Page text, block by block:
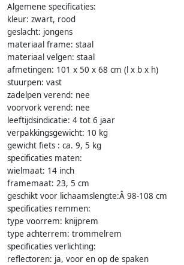
Algemene specificaties:
kleur: zwart, rood
geslacht: jongens
materiaal frame: staal
materiaal velgen: staal
afmetingen: 101 x 50 x 68 cm (l x b x h)
stuurpen: vast
zadelpen verend: nee
voorvork verend: nee
leeftijdsindicatie: 4 tot 6 jaar
verpakkingsgewicht: 10 kg
gewicht fiets : ca. 9, 5 kg
specificaties maten:
wielmaat: 14 inch
framemaat: 23, 5 cm
geschikt voor lichaamslengte:Â 98-108 cm
specificaties remmen:
type voorrem: knijprem
type achterrem: trommelrem
specificaties verlichting:
reflectoren: ja, voor en op de spaken